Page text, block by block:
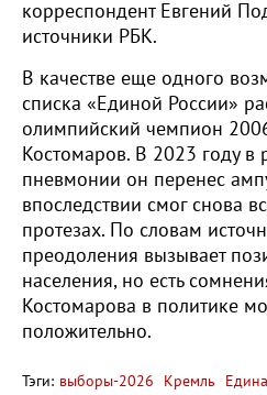
корреспондент Евгений
источники РБК.
В качестве еще одного
списка «Единой России»
олимпийский чемпион
Костомаров. В 2023 году в
пневмонии он перенес
впоследствии смог снова
протезах. По словам
преодоления вызывает
населения, но есть
Костомарова в политике
положительно.
Тэги: выборы-2026 Кремль